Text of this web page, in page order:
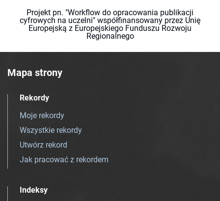
Projekt pn. "Workflow do opracowania publikacji
cyfrowych na uczelni" współfinansowany przez Unię
Europejską z Europejskiego Funduszu Rozwoju
Regionalnego
Mapa strony
Rekordy
Moje rekordy
Wszystkie rekordy
Utwórz rekord
Jak pracować z rekordem
Indeksy